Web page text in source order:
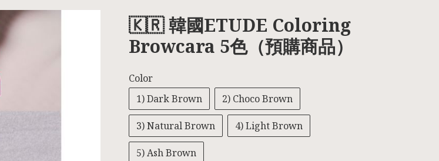
🇰🇷 韓國ETUDE Coloring
Browcara 5色（預購商品）
Color
1) Dark Brown
2) Choco Brown
3) Natural Brown 4) Light Brown
5) Ash Brown